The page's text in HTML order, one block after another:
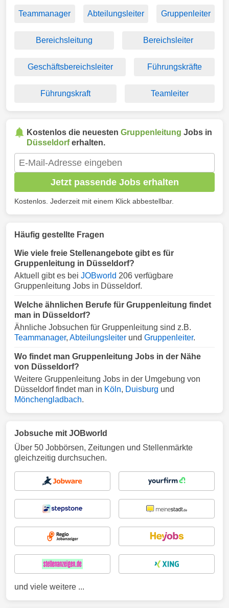
Teammanager Abteilungsleiter Gruppenleiter
Bereichsleitung Bereichsleiter
Geschäftsbereichsleiter Führungskräfte
Führungskraft Teamleiter
Kostenlos die neuesten Gruppenleitung Jobs in
Düsseldorferhalten.
Jetzt passende Jobs erhalten
Kostenlos. Jederzeit mit einem Klick abbestellbar.
Häufig gestellte Fragen
Wie viele freie Stellenangebote gibt es für
Gruppenleitung in Düsseldorf?
Aktuell gibt es bei JOBworld 206 verfügbare
Gruppenleitung Jobs in Düsseldorf.
Welche ähnlichen Berufe für Gruppenleitung findet
man in Düsseldorf?
Ähnliche Jobsuchen für Gruppenleitung sind z.B.
Teammanager, Abteilungsleiter und Gruppenleiter.
Wo findet man Gruppenleitung Jobs in der Nähe
von Düsseldorf?
Weitere Gruppenleitung Jobs in der Umgebung von
Düsseldorf findet man in Köln, Duisburg und
Mönchengladbach.
Jobsuche mit JOBworld
Über 50 Jobbörsen, Zeitungen und Stellenmärkte
gleichzeitig durchsuchen.
und viele weitere ...